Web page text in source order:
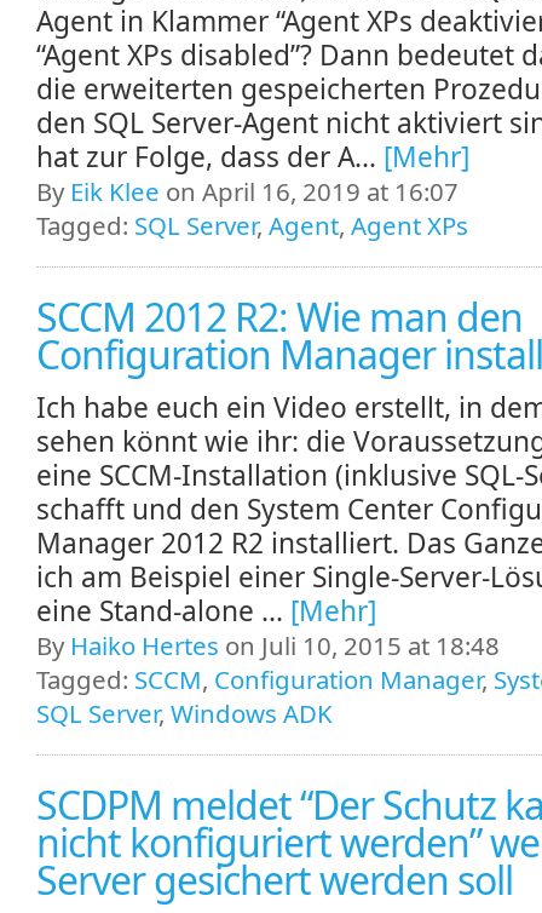
Agent in Klammer “Agent XPs
“Agent XPs disabled”? Dann bedeutet
die erweiterten gespeicherten
den SQL Server-Agent nicht aktiviert
hat zur Folge, dass der A... [Mehr]
By Eik Klee on April 16, 2019 at 16:07
Tagged: SQL Server, Agent, Agent XPs
SCCM 2012 R2: Wie man den
Configuration Manager
Ich habe euch ein Video erstellt, in
sehen könnt wie ihr: die
eine SCCM-Installation (inklusive SQL-
schafft und den System Center
Manager 2012 R2 installiert. Das
ich am Beispiel einer Single-Server-
eine Stand-alone ... [Mehr]
By Haiko Hertes on Juli 10, 2015 at 18:48
Tagged: SCCM, Configuration Manager,
SQL Server, Windows ADK
SCDPM meldet “Der Schutz
nicht konfiguriert werden”
Server gesichert werden soll